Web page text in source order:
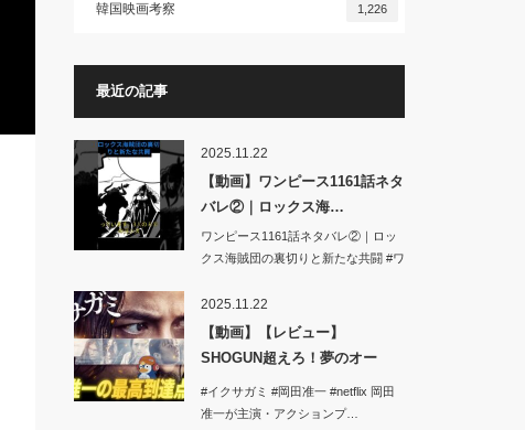
韓国映画考察 1,226
最近の記事
2025.11.22
【動画】ワンピース1161話ネタ
バレ②｜ロックス海…
ワンピース1161話ネタバレ②｜ロッ
クス海賊団の裏切りと新たな共闘 #ワ
2025.11.22
【動画】【レビュー】
SHOGUN超えろ！夢のオー
ル…
#イクサガミ #岡田准一 #netflix 岡田
准一が主演・アクションプ…